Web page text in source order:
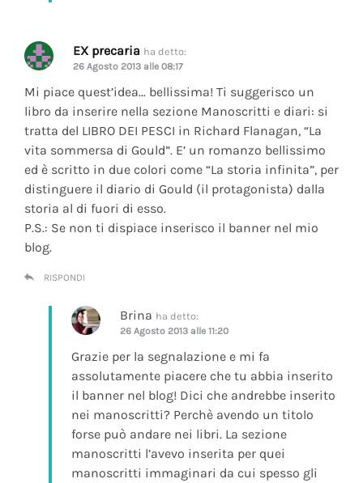
EX precaria ha detto:
26 Agosto 2013 alle 08:17
Mi piace quest’idea… bellissima! Ti suggerisco un
libro da inserire nella sezione Manoscritti e diari: si
tratta del LIBRO DEI PESCI in Richard Flanagan, “La
vita sommersa di Gould”. E’ un romanzo bellissimo
ed è scritto in due colori come “La storia infinita”, per
distinguere il diario di Gould (il protagonista) dalla
storia al di fuori di esso.
P.S.: Se non ti dispiace inserisco il banner nel mio
blog.
RISPONDI
Brina ha detto:
26 Agosto 2013 alle 11:20
Grazie per la segnalazione e mi fa
assolutamente piacere che tu abbia inserito
il banner nel blog! Dici che andrebbe inserito
nei manoscritti? Perchè avendo un titolo
forse può andare nei libri. La sezione
manoscritti l’avevo inserita per quei
manoscritti immaginari da cui spesso gli